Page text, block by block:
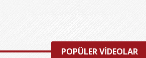
POPÜLER VİDEOLAR